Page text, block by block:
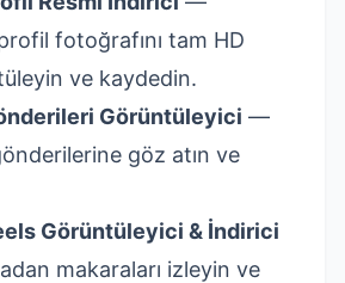
fotoğrafını tam HD
ve kaydedin.
Görüntüleyici —
göz atın ve
Görüntüleyici & İndirici
makaraları izleyin ve